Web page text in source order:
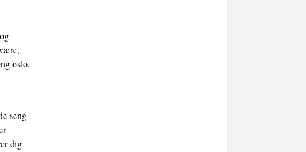
oslo.
seng
dig